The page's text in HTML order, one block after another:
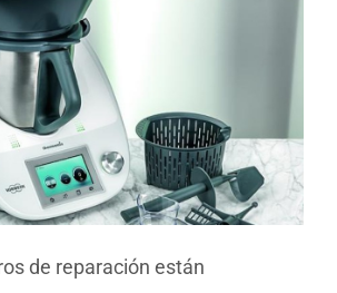
de reparación están